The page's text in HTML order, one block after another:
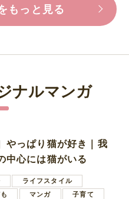
もっと見る
ナルマンガ
やっぱり猫が好き｜我
中心には猫がいる
ライフスタイル
マンガ
子育て